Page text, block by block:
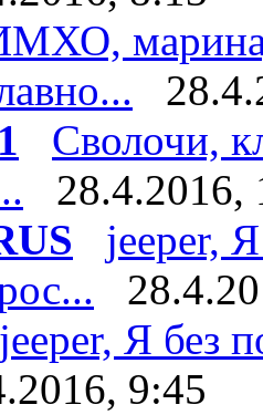
Сволочи,
28.4.2016,
jeeper,
jeeper, Я без
9:45